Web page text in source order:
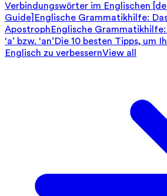
Verbindungswörter im Englischen
Guide] Englische Grammatikhilfe:
ApostrophEnglische
‘a’ bzw. ‘an’Die 10 besten Tipps, um
Englisch zu verbessernView all